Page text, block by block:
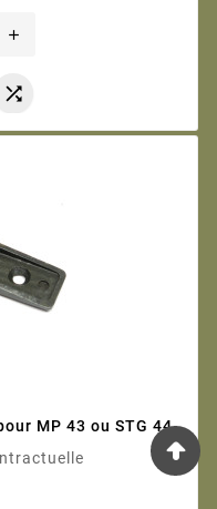
add

MP 43 ou STG 44
contractuelle